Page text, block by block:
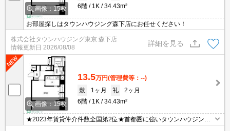
画像：15枚
6階
1K 34.43m²
お部屋探しはタウンハウジング森下店にお任せください！
株式会社タウンハウジング東京 森下店
情報更新日 2026/08/08
詳細を見る
画像：15枚
13.5万円(管理費等：--)
敷
1ヶ月 礼
2ヶ月
6階
1K 34.43m²
★2023年賃貸仲介件数全国第2位★首都圏に強いタウンハウジング
がご案内させていただきます★世田谷区・目黒区エリアのお部屋探